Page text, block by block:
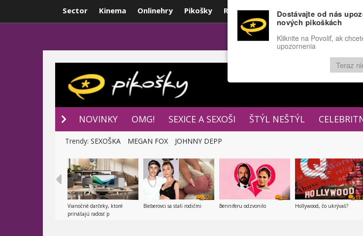
Sector Kinema Onlinehry Pikošky Rozprávky Funny Docu
POPULÁRNE FÓRUM
NOVINKY OMG! SEXICE A SEXOŠI ŠTÝL NEŠTÝL
Trendy: SEXOŠKA MEGAN FOX JOHNNY DEPP
Vianočné darčeky, ktoré
prinášajú radosť p
220
Bieberovci sa stali rodičmi
31
Benniferu odzvonilo
Hollywood, čo ukrývaš?
Dostávajte od nás
nových pikoškách
Kliknite na Povoliť, ak
upozornenia
Teraz